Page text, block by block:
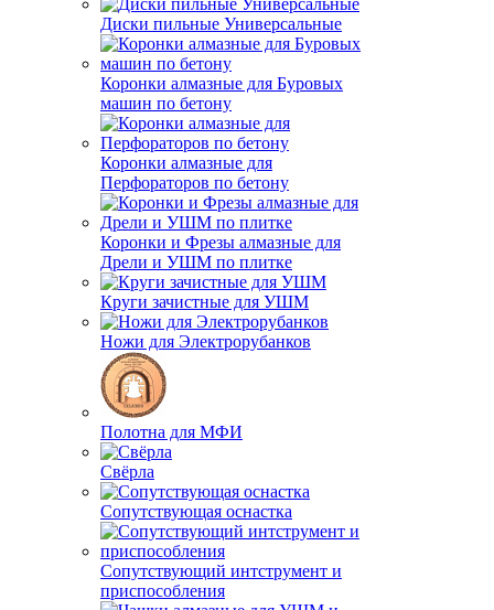
Диски пильные Универсальные
Коронки алмазные для Буровых
машин по бетону
Коронки алмазные для
Перфораторов по бетону
Коронки и Фрезы алмазные для
Дрели и УШМ по плитке
Круги зачистные для УШМ
Ножи для Электрорубанков
Полотна для МФИ
Свёрла
Сопутствующая оснастка
Сопутствующий интструмент и
приспособления